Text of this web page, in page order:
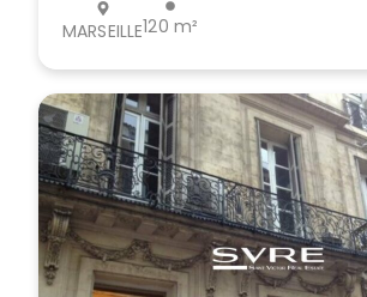
MARSEILLE120 m²